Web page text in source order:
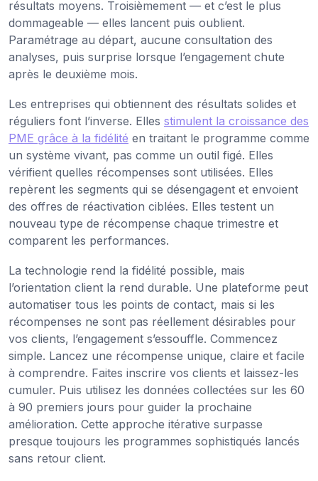
résultats moyens. Troisièmement — et c’est le plus
dommageable — elles lancent puis oublient.
Paramétrage au départ, aucune consultation des
analyses, puis surprise lorsque l’engagement chute
après le deuxième mois.
Les entreprises qui obtiennent des résultats solides et
réguliers font l’inverse. Elles stimulent la croissance des
PME grâce à la fidélité en traitant le programme comme
un système vivant, pas comme un outil figé. Elles
vérifient quelles récompenses sont utilisées. Elles
repèrent les segments qui se désengagent et envoient
des offres de réactivation ciblées. Elles testent un
nouveau type de récompense chaque trimestre et
comparent les performances.
La technologie rend la fidélité possible, mais
l’orientation client la rend durable. Une plateforme peut
automatiser tous les points de contact, mais si les
récompenses ne sont pas réellement désirables pour
vos clients, l’engagement s’essouffle. Commencez
simple. Lancez une récompense unique, claire et facile
à comprendre. Faites inscrire vos clients et laissez-les
cumuler. Puis utilisez les données collectées sur les 60
à 90 premiers jours pour guider la prochaine
amélioration. Cette approche itérative surpasse
presque toujours les programmes sophistiqués lancés
sans retour client.